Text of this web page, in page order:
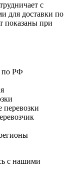
с
для доставки по
показаны при
по РФ
с нашими